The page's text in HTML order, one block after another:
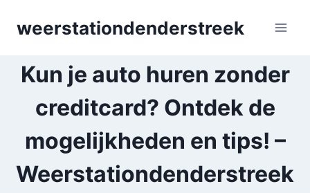
weerstationdenderstreek
Kun je auto huren zonder
creditcard? Ontdek de
mogelijkheden en tips! –
Weerstationdenderstreek